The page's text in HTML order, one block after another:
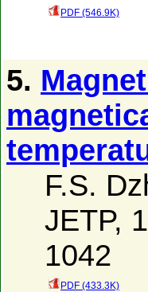
PDF (546.9K)
5.
F.S.
JETP,
1042
PDF (433.3K)